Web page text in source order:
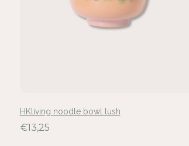
HKliving noodle bowl lush
€13,25